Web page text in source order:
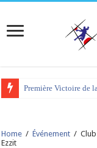
Première Victoire de
Home / Événement /
Ezzit